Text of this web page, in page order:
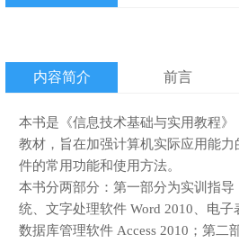
内容简介 前言
本书是《信息技术基础与实用教程
教材，旨在加强计算机实际应用能
件的常用功能和使用方法。
本书分两部分：第一部分为实训指
统、文字处理软件 Word 2010、电子
数据库管理软件 Access 2010；第